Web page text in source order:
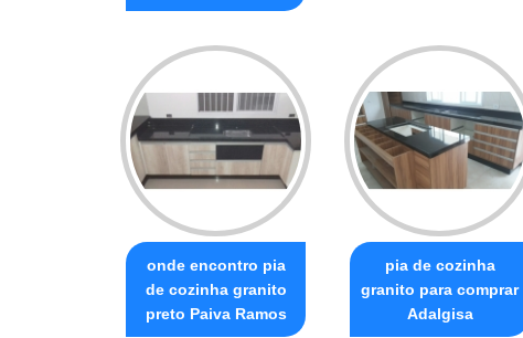
onde encontro pia
de cozinha granito
preto Paiva Ramos
pia de cozinha
granito para comprar
Adalgisa